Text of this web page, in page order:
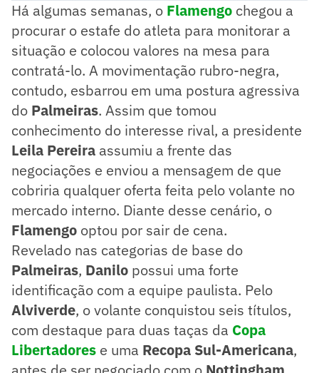
Há algumas semanas, o Flamengo chegou a
procurar o estafe do atleta para monitorar a
situação e colocou valores na mesa para
contratá-lo. A movimentação rubro-negra,
contudo, esbarrou em uma postura agressiva
do Palmeiras. Assim que tomou
conhecimento do interesse rival, a presidente
Leila Pereira assumiu a frente das
negociações e enviou a mensagem de que
cobriria qualquer oferta feita pelo volante no
mercado interno. Diante desse cenário, o
Flamengo optou por sair de cena.
Revelado nas categorias de base do
Palmeiras, Danilo possui uma forte
identificação com a equipe paulista. Pelo
Alviverde, o volante conquistou seis títulos,
com destaque para duas taças da Copa
Libertadores e uma Recopa Sul-Americana,